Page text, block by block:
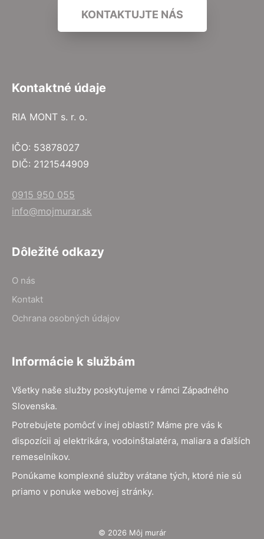
KONTAKTUJTE NÁS
Kontaktné údaje
RIA MONT s. r. o.
IČO: 53878027
DIČ: 2121544909
0915 950 055
info@mojmurar.sk
Dôležité odkazy
O nás
Kontakt
Ochrana osobných údajov
Informácie k službám
Všetky naše služby poskytujeme v rámci Západného
Slovenska.
Potrebujete pomôcť v inej oblasti? Máme pre vás k
dispozícii aj elektrikára, vodoinštalatéra, maliara a ďalších
remeselníkov.
Ponúkame komplexné služby vrátane tých, ktoré nie sú
priamo v ponuke webovej stránky.
© 2026 Môj murár